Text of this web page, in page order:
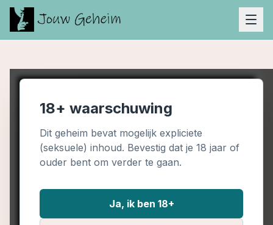
18+ waarschuwing
Dit geheim bevat mogelijk expliciete
(seksuele) inhoud. Bevestig dat je 18 jaar of
ouder bent om verder te gaan.
Ja, ik ben 18+